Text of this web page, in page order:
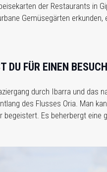
der Restaurants in
Gemüsegärten
DU FÜR EINEN
durch Ibarra und das
des Flusses Oria. Man
begeistert. Es beherbergt